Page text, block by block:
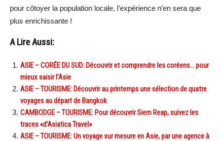
pour côtoyer la population locale, l’expérience n’en sera que
plus enrichissante !
A Lire Aussi:
ASIE – CORÉE DU SUD: Découvrir et comprendre les coréens… pour
mieux saisir l’Asie
ASIE – TOURISME: Découvrir au printemps une sélection de quatre
voyages au départ de Bangkok
CAMBODGE – TOURISME: Pour découvrir Siem Reap, suivez les
traces «d’Asiatica Travel»
ASIE – TOURISME: Un voyage sur mesure en Asie, par une agence à